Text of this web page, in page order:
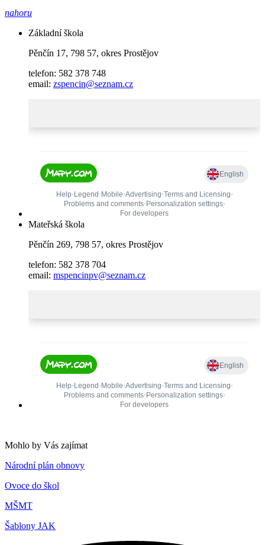
nahoru
Základní škola
Pěnčín 17, 798 57, okres Prostějov
telefon: 582 378 748
email: zspencin@seznam.cz
Mateřská škola
Pěnčín 269, 798 57, okres Prostějov
telefon: 582 378 704
email: mspencinpv@seznam.cz
Mohlo by Vás zajímat
Národní plán obnovy
Ovoce do škol
MŠMT
Šablony JAK